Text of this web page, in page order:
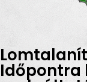
Időpontra